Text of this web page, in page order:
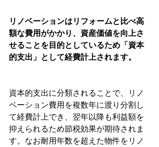
リノベーションはリフォームと比べ高
額な費用がかかり、資産価値を向上さ
せることを目的としているため「資本
的支出」として経費計上されます。
資本的支出に分類されることで、リノ
ベーション費用を複数年に渡り分割し
て経費計上でき、翌年以降も利益額を
抑えられるため節税効果が期待されま
す。なお耐用年数を超えた物件をリノ